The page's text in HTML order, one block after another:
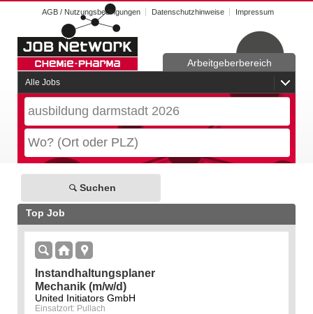
AGB / Nutzungsbedingungen Datenschutzhinweise Impressum
Alle Jobs
Arbeitgeberbereich
Suchen
Top Job
Instandhaltungsplaner
Mechanik (m/w/d)
United Initiators GmbH
Einsatzort: Pullach